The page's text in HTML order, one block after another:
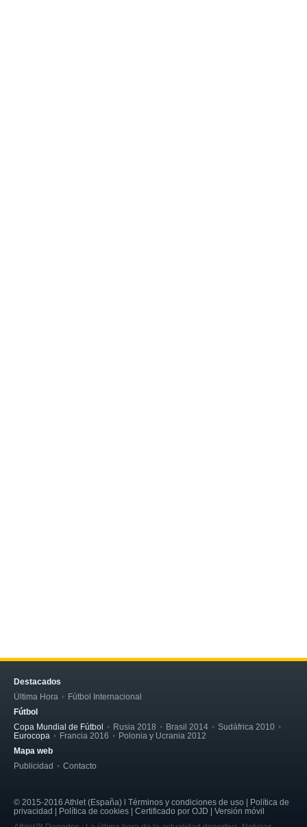
Destacados
Última Hora
Fútbol Internacional
Fútbol
Copa Mundial de Fútbol
Rusia 2018 Brasil 2014
Sudáfrica 2010
Eurocopa
Francia 2016
Polonia y Ucrania 2012
Mapa web
Publicidad
Contacto
© 2015-2016 Athlet (España) l Términos y condiciones de uso | Política de
privacidad | Política de cookies | Certificado por OJD | Versión móvil